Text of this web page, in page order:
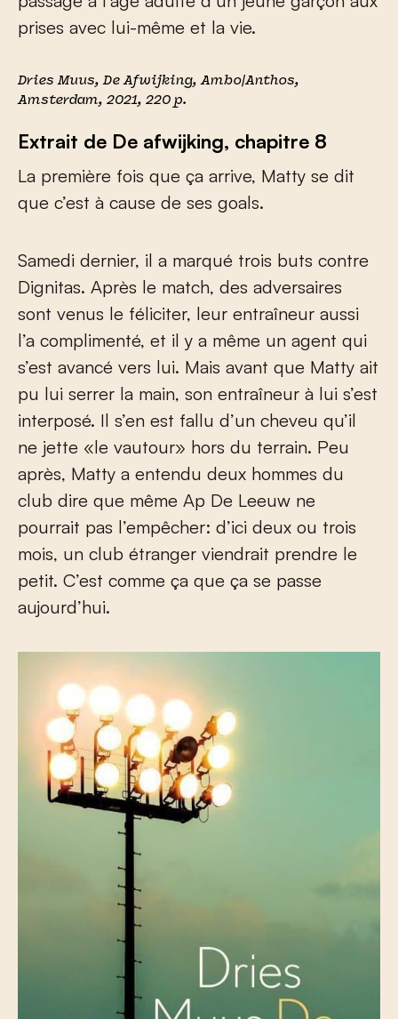
prises avec lui-même et la vie.
Dries Muus,De Afwijking, Ambo|Anthos,
Amsterdam, 2021, 220 p.
Extrait de De afwijking, chapitre 8
La première fois que ça arrive, Matty se dit
que c’est à cause de ses goals.
Samedi dernier, il a marqué trois buts contre
Dignitas. Après le match, des adversaires
sont venus le féliciter, leur entraîneur aussi
l’a complimenté, et il y a même un agent qui
s’est avancé vers lui. Mais avant que Matty ait
pu lui serrer la main, son entraîneur à lui s’est
interposé. Il s’en est fallu d’un cheveu qu’il
ne jette «le vautour» hors du terrain. Peu
après, Matty a entendu deux hommes du
club dire que même Ap De Leeuw ne
pourrait pas l’empêcher: d’ici deux ou trois
mois, un club étranger viendrait prendre le
petit. C’est comme ça que ça se passe
aujourd’hui.